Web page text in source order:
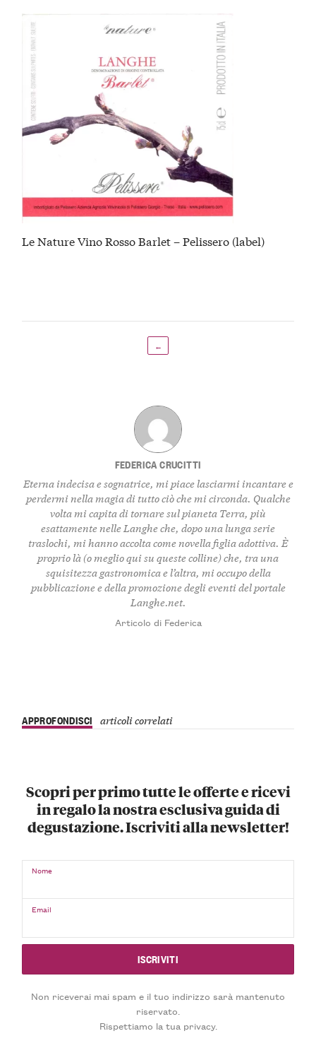
Le Nature Vino Rosso Barlet – Pelissero (label)
←
FEDERICA CRUCITTI
Eterna indecisa e sognatrice, mi piace lasciarmi incantare e
perdermi nella magia di tutto ciò che mi circonda. Qualche
volta mi capita di tornare sul pianeta Terra, più
esattamente nelle Langhe che, dopo una lunga serie
traslochi, mi hanno accolta come novella figlia adottiva. È
proprio là (o meglio qui su queste colline) che, tra una
squisitezza gastronomica e l’altra, mi occupo della
pubblicazione e della promozione degli eventi del portale
Langhe.net.
Articolo di Federica
APPROFONDISCI articoli correlati
Scopri per primo tutte le offerte e ricevi
in regalo la nostra esclusiva guida di
degustazione. Iscriviti alla newsletter!
Nome
Email
Non riceverai mai spam e il tuo indirizzo sarà mantenuto
riservato.
Rispettiamo la tua privacy.